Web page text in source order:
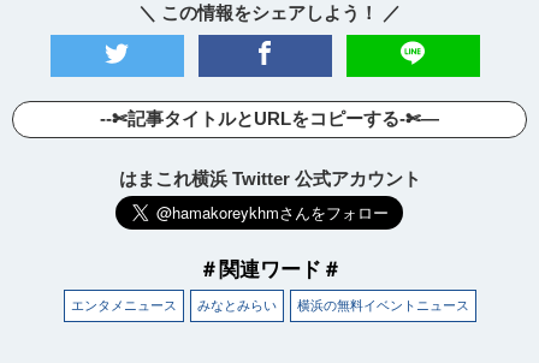
＼ この情報をシェアしよう！ ／
--✄記事タイトルとURLをコピーする-✄—
はまこれ横浜 Twitter 公式アカウント
＃関連ワード＃
エンタメニュース みなとみらい 横浜の無料イベントニュース